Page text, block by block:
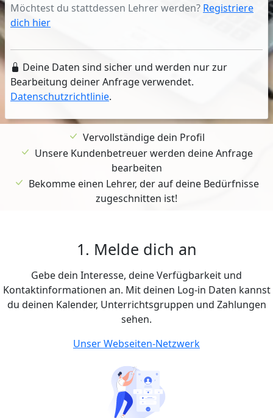
Möchtest du stattdessen Lehrer werden? Registriere
dich hier
Deine Daten sind sicher und werden nur zur
Bearbeitung deiner Anfrage verwendet.
Datenschutzrichtlinie.
Vervollständige dein Profil
Unsere Kundenbetreuer werden deine Anfrage
bearbeiten
Bekomme einen Lehrer, der auf deine Bedürfnisse
zugeschnitten ist!
1. Melde dich an
Gebe dein Interesse, deine Verfügbarkeit und
Kontaktinformationen an. Mit deinen Log-in Daten kannst
du deinen Kalender, Unterrichtsgruppen und Zahlungen
sehen.
Unser Webseiten-Netzwerk